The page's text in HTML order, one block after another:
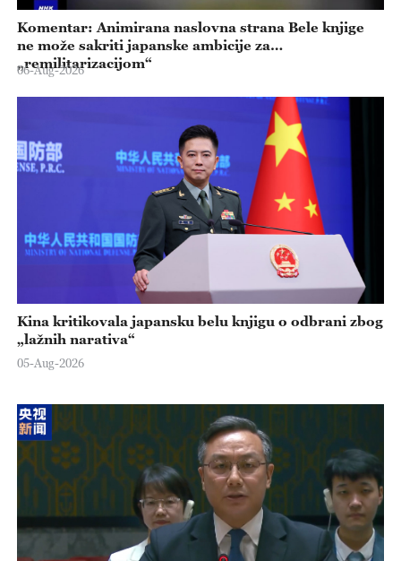
Komentar: Animirana naslovna strana Bele knjige
ne može sakriti japanske ambicije za
„remilitarizacijom“
06-Aug-2026
Kina kritikovala japansku belu knjigu o odbrani zbog
„lažnih narativa“
05-Aug-2026